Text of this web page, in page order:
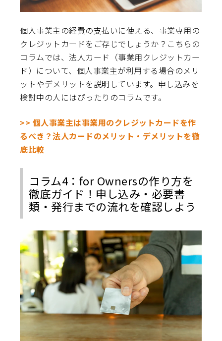
個人事業主の経費の支払いに使える、事業専用の
クレジットカードをご存じでしょうか？こちらの
コラムでは、法人カード（事業用クレジットカー
ド）について、個人事業主が利用する場合のメリ
ットやデメリットを説明しています。申し込みを
検討中の人にはぴったりのコラムです。
>> 個人事業主は事業用のクレジットカードを作
るべき？法人カードのメリット・デメリットを徹
底比較
コラム4：for Ownersの作り方を
徹底ガイド！申し込み・必要書
類・発行までの流れを確認しよう